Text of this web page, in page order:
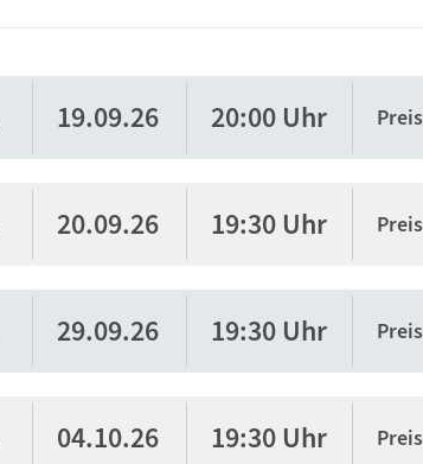
19.09.26 20:00 Uhr
20.09.26 19:30 Uhr
29.09.26 19:30 Uhr
04.10.26 19:30 Uhr